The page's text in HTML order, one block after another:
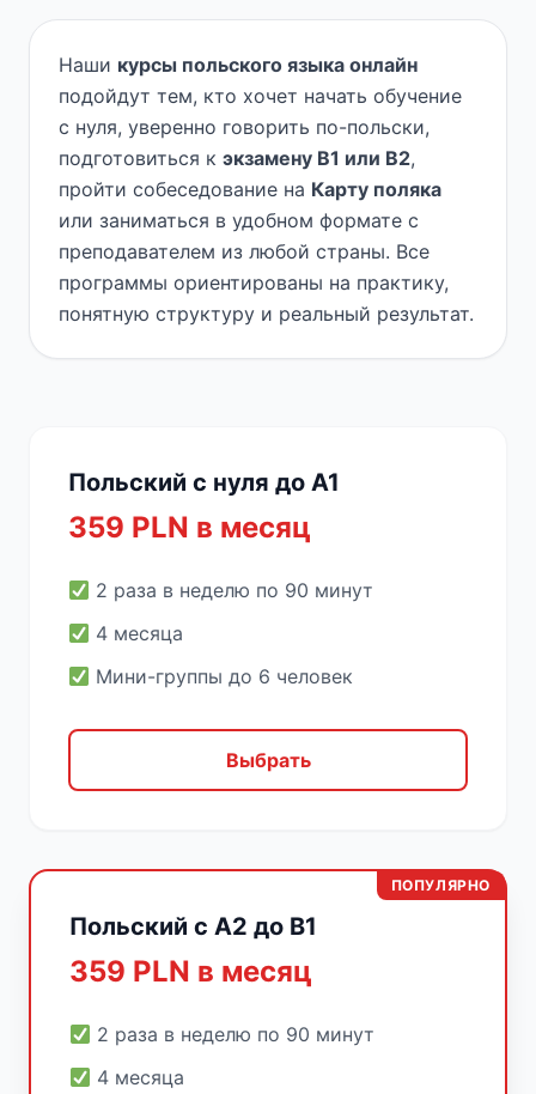
Наши курсы польского языка онлайн
подойдут тем, кто хочет начать обучение
с нуля, уверенно говорить по-польски,
подготовиться к экзамену B1 или B2,
пройти собеседование на Карту поляка
или заниматься в удобном формате с
преподавателем из любой страны. Все
программы ориентированы на практику,
понятную структуру и реальный результат.
Польский с нуля до A1
359 PLN в месяц
2 раза в неделю по 90 минут
4 месяца
Мини-группы до 6 человек
Выбрать
ПОПУЛЯРНО
Польский с A2 до B1
359 PLN в месяц
2 раза в неделю по 90 минут
4 месяца